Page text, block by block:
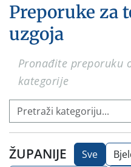
Preporuke za
uzgoja
Pronađite preporuku
kategorije
ŽUPANIJE Sve